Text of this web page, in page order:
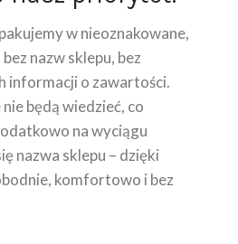
w nieoznakowane,
nazw sklepu, bez
informacji o zawartości.
będą wiedzieć, co
na wyciągu
nazwa sklepu – dzięki
komfortowo i bez